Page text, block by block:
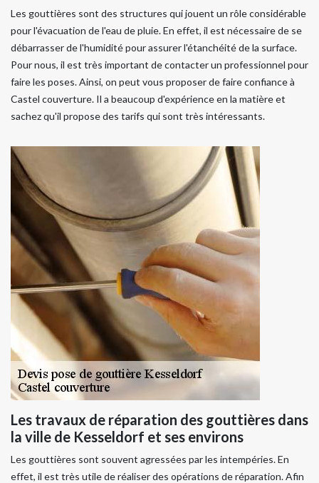
Les gouttières sont des structures qui jouent un rôle considérable
pour l'évacuation de l'eau de pluie. En effet, il est nécessaire de se
débarrasser de l'humidité pour assurer l'étanchéité de la surface.
Pour nous, il est très important de contacter un professionnel pour
faire les poses. Ainsi, on peut vous proposer de faire confiance à
Castel couverture. Il a beaucoup d'expérience en la matière et
sachez qu'il propose des tarifs qui sont très intéressants.
Les travaux de réparation des gouttières dans
la ville de Kesseldorf et ses environs
Les gouttières sont souvent agressées par les intempéries. En
effet, il est très utile de réaliser des opérations de réparation. Afin